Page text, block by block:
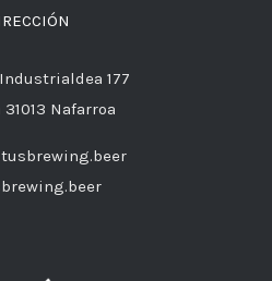
177
Nafarroa